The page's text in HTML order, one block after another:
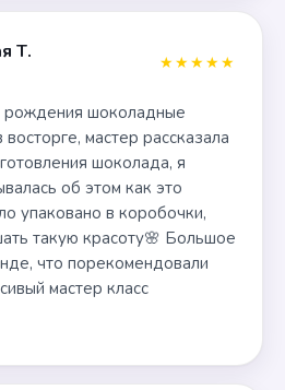
Т. ★★★★★
рождения шоколадные
мастер рассказала
шоколада, я
об этом как это
упаковано в коробочки,
такую красоту🌸 Большое
что порекомендовали
мастер класс